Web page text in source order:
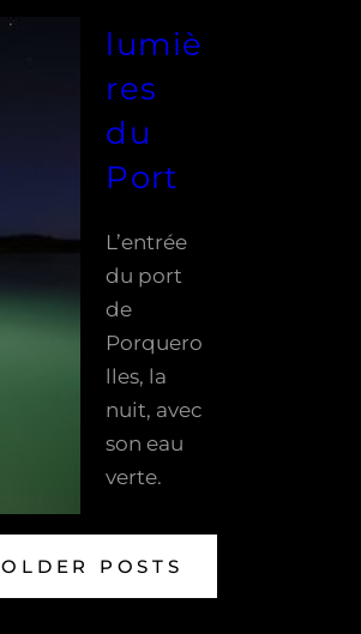
lumiè
res
du
Port
L’entrée
du port
de
Porquero
lles, la
nuit, avec
son eau
verte.
OLDER POSTS